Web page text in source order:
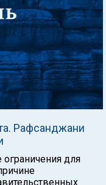
Рафсанджани
для